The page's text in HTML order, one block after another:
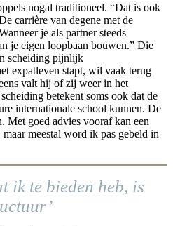
nogal traditioneel. “Dat is ook
carrière van degene met de
je als partner steeds
je eigen loopbaan bouwen.” Die
scheiding pijnlijk
expatleven stapt, wil vaak terug
valt hij of zij weer in het
betekent soms ook dat de
internationale school kunnen. De
Met goed advies vooraf kan een
meestal word ik pas gebeld in
ik te bieden heb, is